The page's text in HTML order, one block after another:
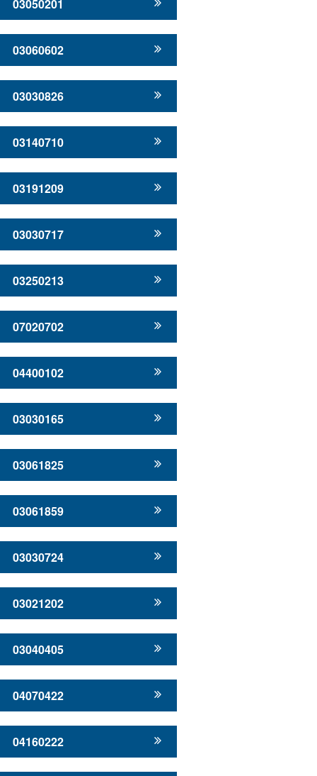
03050201
03060602
03030826
03140710
03191209
03030717
03250213
07020702
04400102
03030165
03061825
03061859
03030724
03021202
03040405
04070422
04160222